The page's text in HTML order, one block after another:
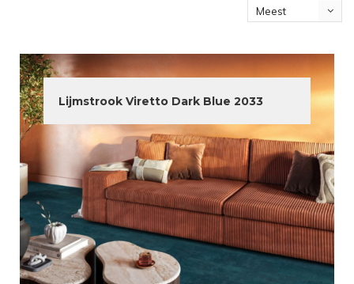
Meest
Lijmstrook Viretto Dark Blue 2033